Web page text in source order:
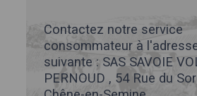
Contactez notre service
consommateur à
suivante : SAS SAVOIE
PERNOUD , 54 Rue du